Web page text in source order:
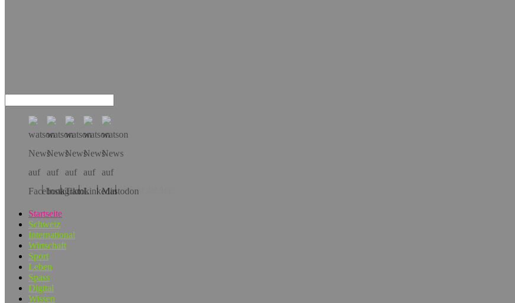
Hol dir die App!
Startseite
Schweiz
International
Wirtschaft
Sport
Leben
Spass
Digital
Wissen